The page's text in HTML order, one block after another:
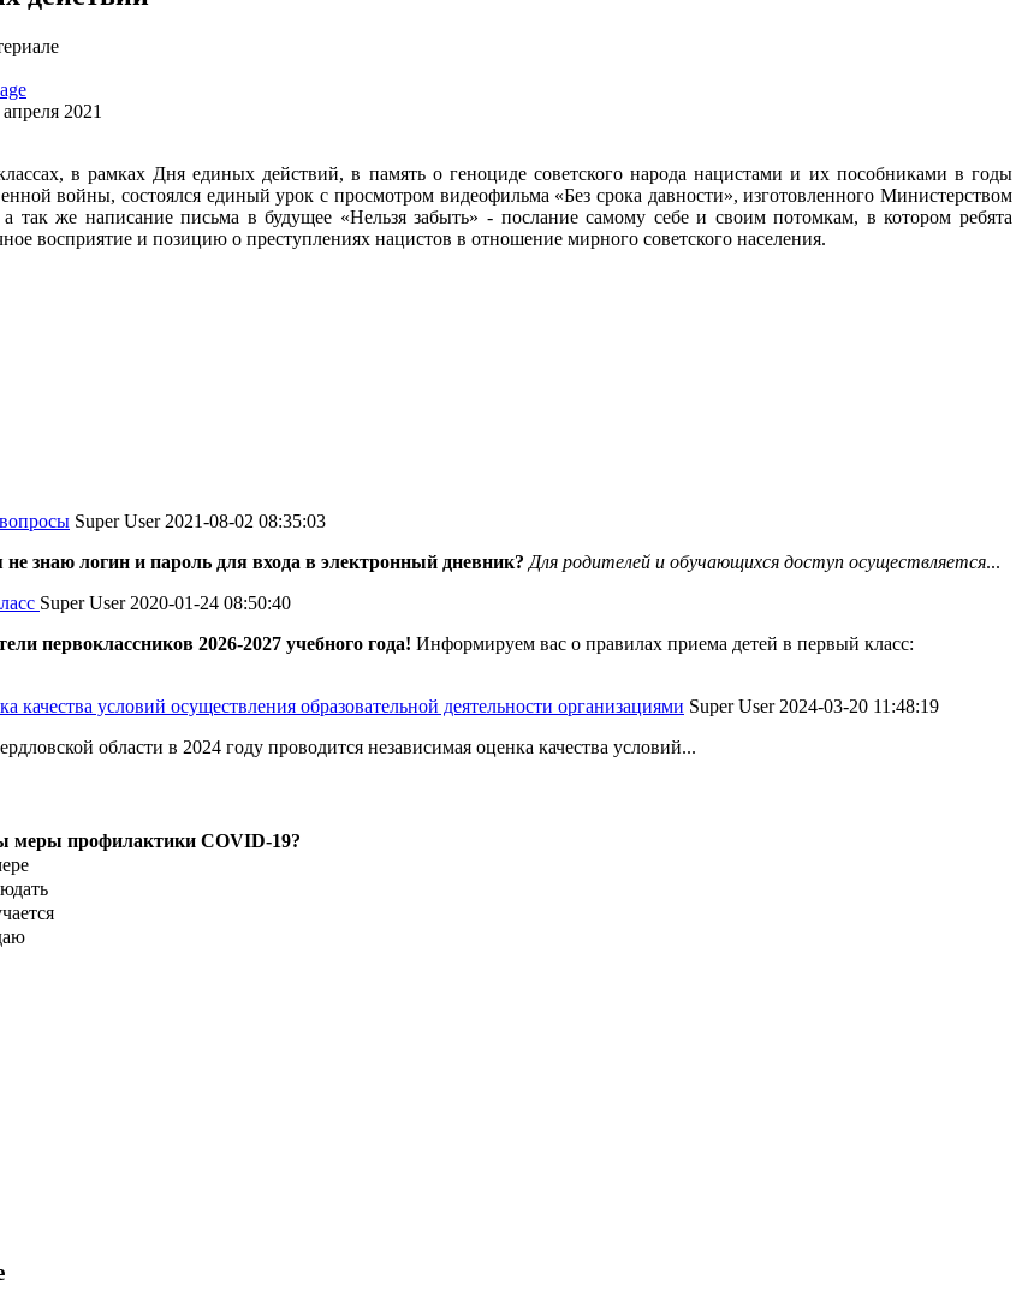
2021
в рамках Дня единых действий, в память о геноциде советского народа нацистами и их пособниками в годы
войны, состоялся единый урок с просмотром видеофильма «Без срока давности», изготовленного Министерством
так же написание письма в будущее «Нельзя забыть» - послание самому себе и своим потомкам, в котором ребята
восприятие и позицию о преступлениях нацистов в отношение мирного советского населения.
Super User 2021-08-02 08:35:03
не знаю логин и пароль для входа в электронный дневник? Для родителей и обучающихся доступ осуществляется...
Super User 2020-01-24 08:50:40
первоклассников 2026-2027 учебного года! Информируем вас о правилах приема детей в первый класс:
качества условий осуществления образовательной деятельности организациями Super User 2024-03-20 11:48:19
области в 2024 году проводится независимая оценка качества условий...
меры профилактики COVID-19?